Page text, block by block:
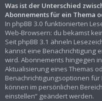
Was ist der Unterschied
Abonnements für ein Thema
In phpBB 3.0 funktionierten
Web-Browsern: du bekamst
Seit phpBB 3.1 ähneln
kannst eine Benachrichtigung
wird. Abonnements hingegen
Aktualisierung eines Themas
Benachrichtigungsoptionen
können im persönlichen
einstellen“ geändert werden.